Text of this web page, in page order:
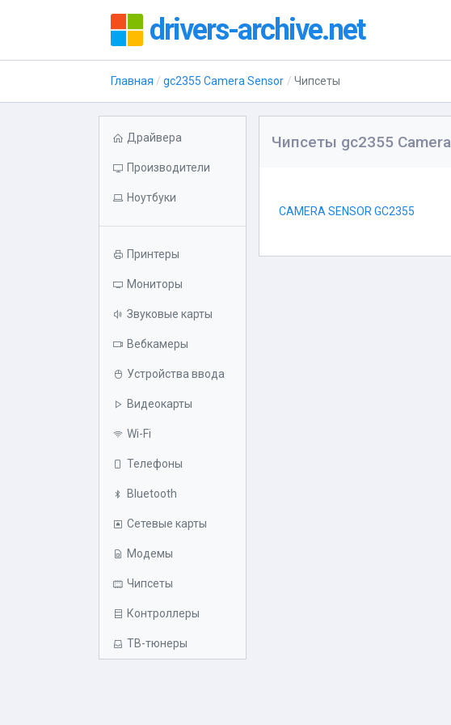
drivers-archive.net
Главная gc2355 Camera Sensor Чипсеты
Драйвера
Производители
Ноутбуки
Принтеры
Мониторы
Звуковые карты
Вебкамеры
Устройства ввода
Видеокарты
Wi-Fi
Телефоны
Bluetooth
Сетевые карты
Модемы
Чипсеты
Контроллеры
ТВ-тюнеры
Чипсеты gc2355
CAMERA SENSOR GC2355